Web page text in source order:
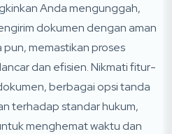
Anda mengunggah,
dokumen dengan aman
memastikan proses
dan efisien. Nikmati fitur-
berbagai opsi tanda
terhadap standar hukum,
menghemat waktu dan